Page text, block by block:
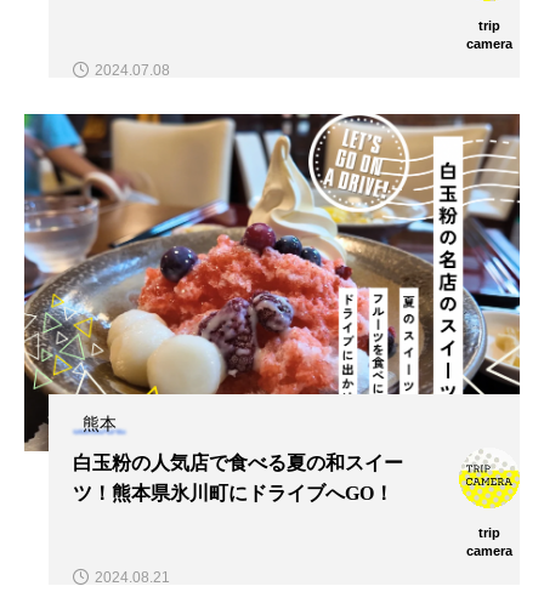
trip
camera
2024.07.08
熊本
白玉粉の人気店で食べる夏の和スイー
ツ！熊本県氷川町にドライブへGO！
trip
camera
2024.08.21